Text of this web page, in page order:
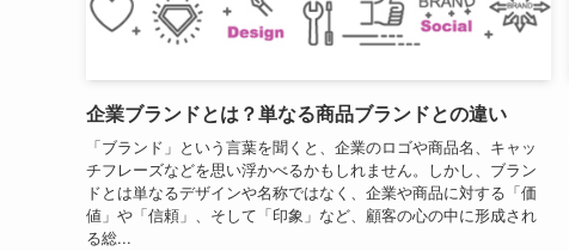
企業ブランドとは？単なる商品ブランドとの違い
「ブランド」という言葉を聞くと、企業のロゴや商品名、キャッ
チフレーズなどを思い浮かべるかもしれません。しかし、ブラン
ドとは単なるデザインや名称ではなく、企業や商品に対する「価
値」や「信頼」、そして「印象」など、顧客の心の中に形成され
る総...